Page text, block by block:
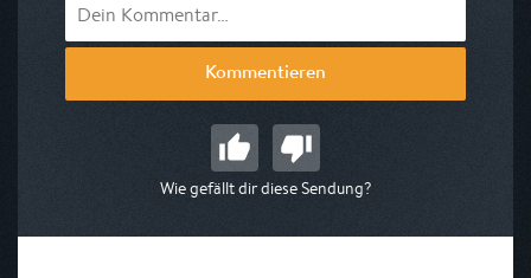
Kommentieren
Wie gefällt dir diese Sendung?